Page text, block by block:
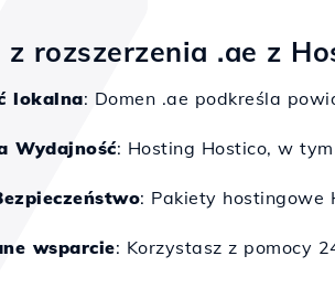
z rozszerzenia .ae z
lokalna: Domen .ae podkreśla
Wydajność: Hosting Hostico, w
: Pakiety hostingowe
wsparcie: Korzystasz z pomocy